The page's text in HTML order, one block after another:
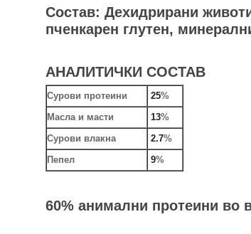
Состав: Дехидрирани
пченкарен глутен,
АНАЛИТИЧКИ СОСТАВ
Сурови протеини 25%
Масла и масти
13%
Сурови влакна
2.7%
Пепел
9%
60% анимални протеини во